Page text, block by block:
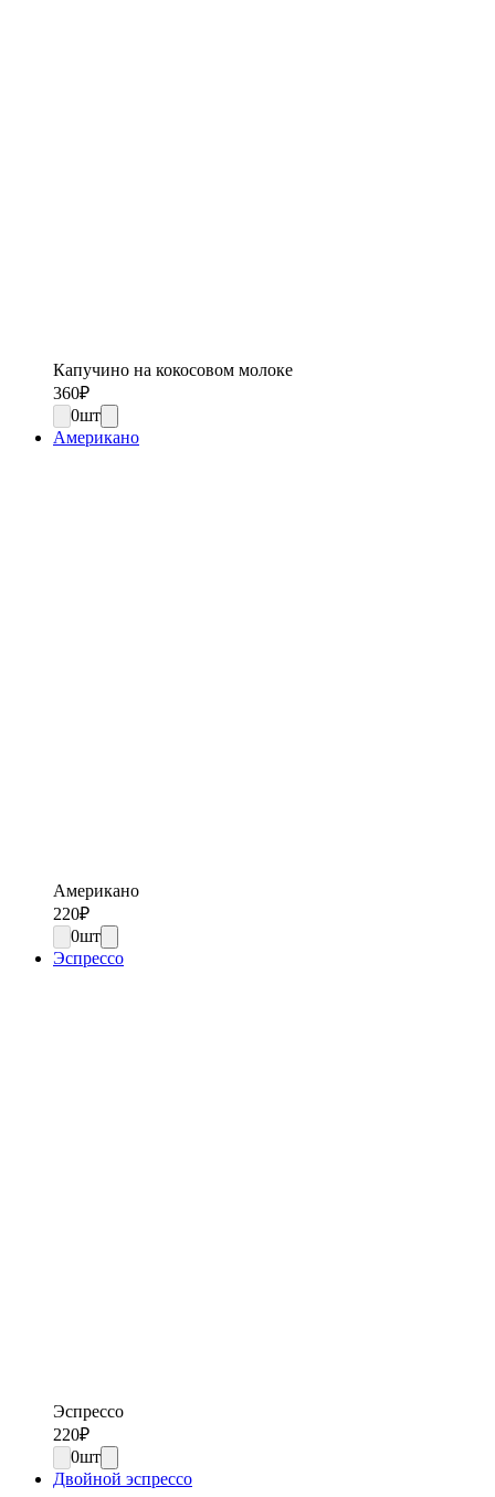
Капучино на кокосовом молоке
360₽
0шт
Американо
Американо
220₽
0шт
Эспрессо
Эспрессо
220₽
0шт
Двойной эспрессо